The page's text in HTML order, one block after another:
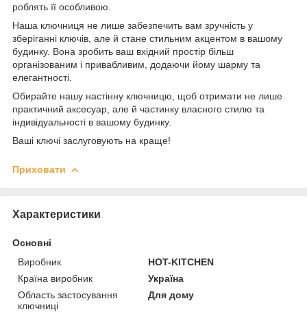
роблять її особливою.
Наша ключниця не лише забезпечить вам зручність у
зберіганні ключів, але й стане стильним акцентом в вашому
будинку. Вона зробить ваш вхідний простір більш
організованим і привабливим, додаючи йому шарму та
елегантності.
Обирайте нашу настінну ключницю, щоб отримати не лише
практичний аксесуар, але й частинку власного стилю та
індивідуальності в вашому будинку.
Ваші ключі заслуговують на краще!
Приховати
Характеристики
Основні
Виробник
HOT-KITCHEN
Країна виробник
Україна
Область застосування
ключниці
Для дому